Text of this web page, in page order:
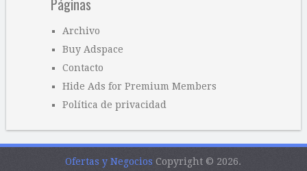
Archivo
Buy Adspace
Contacto
Hide Ads for Premium Members
Política de privacidad
Ofertas y Negocios Copyright © 2026.